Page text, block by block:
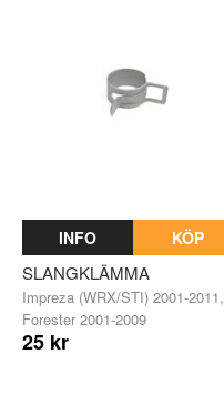
INFO KÖP
SLANGKLÄMMA
Impreza (WRX/STI) 2001-2011,
Forester 2001-2009
25 kr